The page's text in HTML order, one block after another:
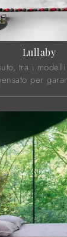
Lullaby
tra i
per